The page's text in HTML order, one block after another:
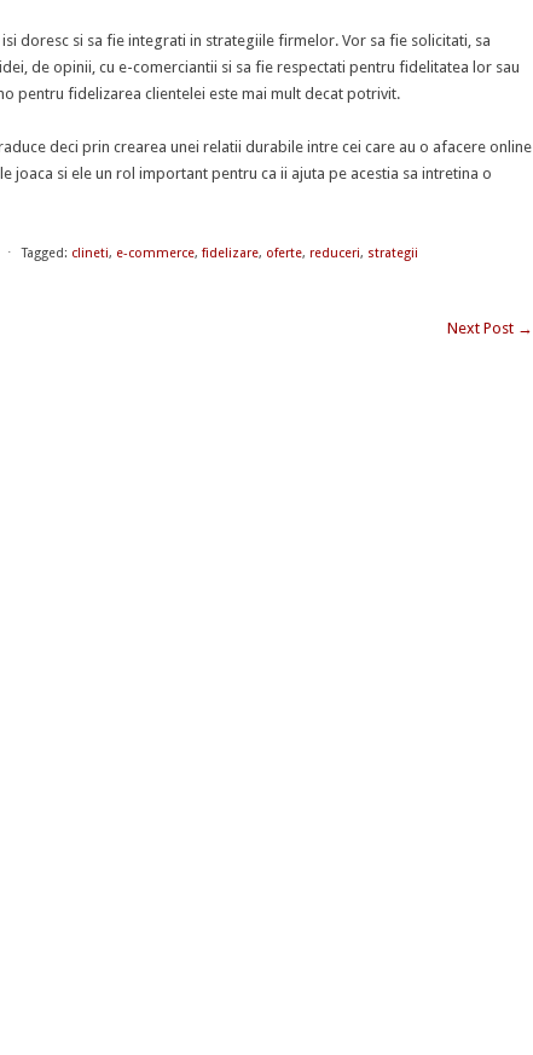
doresc si sa fie integrati in strategiile firmelor. Vor sa fie solicitati, sa
de opinii, cu e-comerciantii si sa fie respectati pentru fidelitatea lor sau
pentru fidelizarea clientelei este mai mult decat potrivit.
deci prin crearea unei relatii durabile intre cei care au o afacere online
joaca si ele un rol important pentru ca ii ajuta pe acestia sa intretina o
⋅ Tagged: clineti, e-commerce, fidelizare, oferte, reduceri, strategii
Next Post →